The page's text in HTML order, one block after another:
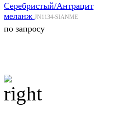
Серебристый/Антрацит
меланж JN1134-SIANME
по запросу